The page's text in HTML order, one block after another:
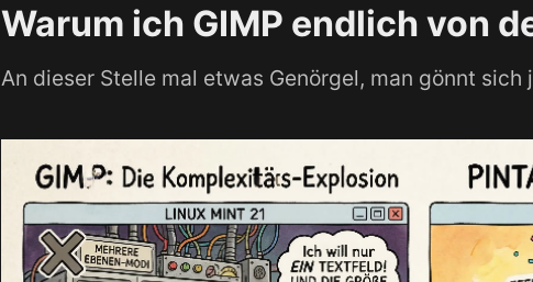
Warum ich GIMP endlich von
An dieser Stelle mal etwas Genörgel, man gönnt sich